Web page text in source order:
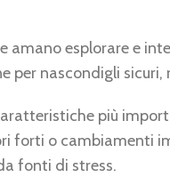
amano esplorare e
per nascondigli
più
forti o cambiamenti
fonti di stress.